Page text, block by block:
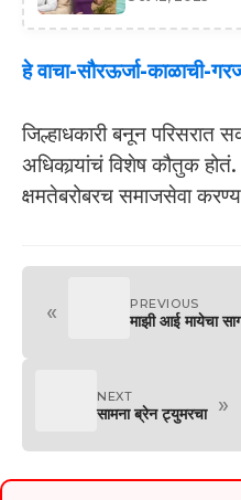
हे वाचा-सौरऊर्जा-काळाची-
जिल्हाधकारी बनून परिसरात
अधिकार्‍यांचं विशेष कौतुक होतं.
क्षमतेबरोबरच समाजसेवा
« PREVIOUS
माझी आई मायेचा
NEXT
सामना ब्रेन ट्युमरचा »